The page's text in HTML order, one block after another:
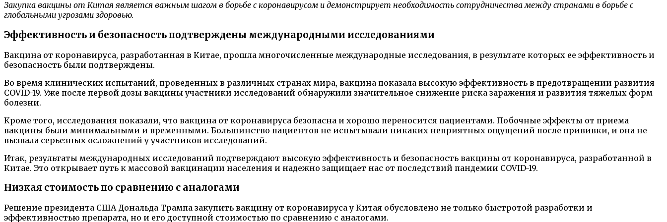
Закупка вакцины от Китая является важным шагом в борьбе с коронавирусом и демонстрирует необходимость сотрудничества между странами в борьбе с
глобальными угрозами здоровью.
Эффективность и безопасность подтверждены международными исследованиями
Вакцина от коронавируса, разработанная в Китае, прошла многочисленные международные исследования, в результате которых ее эффективность и
безопасность были подтверждены.
Во время клинических испытаний, проведенных в различных странах мира, вакцина показала высокую эффективность в предотвращении развития
COVID-19. Уже после первой дозы вакцины участники исследований обнаружили значительное снижение риска заражения и развития тяжелых форм
болезни.
Кроме того, исследования показали, что вакцина от коронавируса безопасна и хорошо переносится пациентами. Побочные эффекты от приема
вакцины были минимальными и временными. Большинство пациентов не испытывали никаких неприятных ощущений после прививки, и она не
вызвала серьезных осложнений у участников исследований.
Итак, результаты международных исследований подтверждают высокую эффективность и безопасность вакцины от коронавируса, разработанной в
Китае. Это открывает путь к массовой вакцинации населения и надежно защищает нас от последствий пандемии COVID-19.
Низкая стоимость по сравнению с аналогами
Решение президента США Дональда Трампа закупить вакцину от коронавируса у Китая обусловлено не только быстротой разработки и
эффективностью препарата, но и его доступной стоимостью по сравнению с аналогами.